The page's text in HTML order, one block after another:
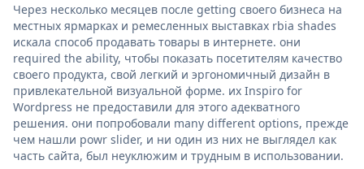
Через несколько месяцев после getting своего бизнеса на
местных ярмарках и ремесленных выставках rbia shades
искала способ продавать товары в интернете. они
required the ability, чтобы показать посетителям качество
своего продукта, свой легкий и эргономичный дизайн в
привлекательной визуальной форме. их Inspiro for
Wordpress не предоставили для этого адекватного
решения. они попробовали many different options, прежде
чем нашли powr slider, и ни один из них не выглядел как
часть сайта, был неуклюжим и трудным в использовании.